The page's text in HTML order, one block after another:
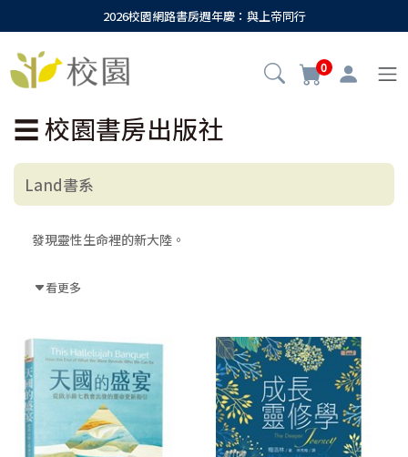
2026校園網路書房週年慶：與上帝同行
0
☰校園書房出版社
Land書系
發現靈性生命裡的新大陸。
我們喜歡發現新的事物，
也因此，我們用上許許多多的力量，
要在這個世界裡尋找新大陸：
以色列尋找迦南美地、鄭和下西洋、
哥倫布發現新大陸、李文斯頓深入非洲。
到了二十世紀，我們更是在外太空裡、在基因裡，來找尋新大
看更多